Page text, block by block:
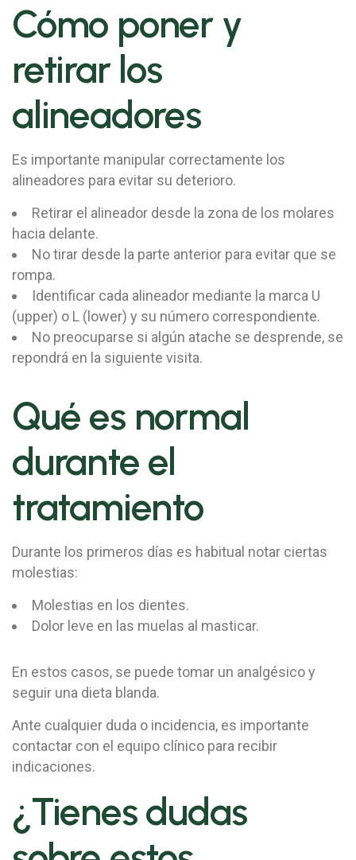
Cómo poner y
retirar los
alineadores
Es importante manipular correctamente los
alineadores para evitar su deterioro.
Retirar el alineador desde la zona de los molares
hacia delante.
No tirar desde la parte anterior para evitar que se
rompa.
Identificar cada alineador mediante la marca U
(upper) o L (lower) y su número correspondiente.
No preocuparse si algún atache se desprende, se
repondrá en la siguiente visita.
Qué es normal
durante el
tratamiento
Durante los primeros días es habitual notar ciertas
molestias:
Molestias en los dientes.
Dolor leve en las muelas al masticar.
En estos casos, se puede tomar un analgésico y
seguir una dieta blanda.
Ante cualquier duda o incidencia, es importante
contactar con el equipo clínico para recibir
indicaciones.
¿Tienes dudas